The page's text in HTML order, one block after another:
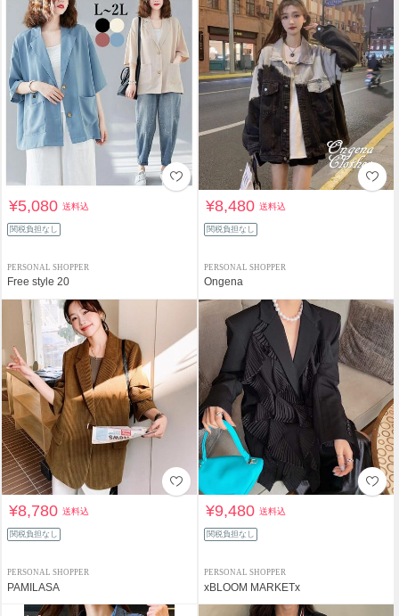
¥5,080送料込
関税負担なし
PERSONAL SHOPPER
Free style 20
¥8,480送料込
関税負担なし
PERSONAL SHOPPER
Ongena
¥8,780送料込
関税負担なし
PERSONAL SHOPPER
PAMILASA
¥9,480送料込
関税負担なし
PERSONAL SHOPPER
xBLOOM MARKETx